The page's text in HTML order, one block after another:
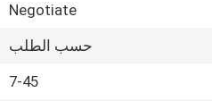
Negotiate
حسب الطلب
7-45